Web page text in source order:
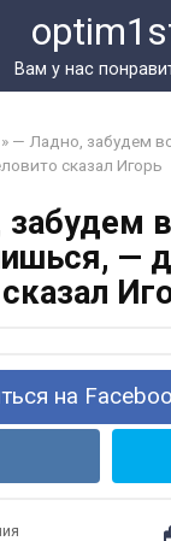
Вам у нас
» — Ладно, забудем
сказал Игорь
—
сказал
на